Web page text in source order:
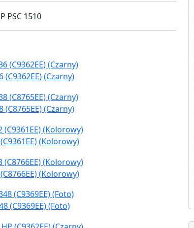
(Czarny)
(Czarny)
(Kolorowy)
(Kolorowy)
(C9369EE) (Foto)